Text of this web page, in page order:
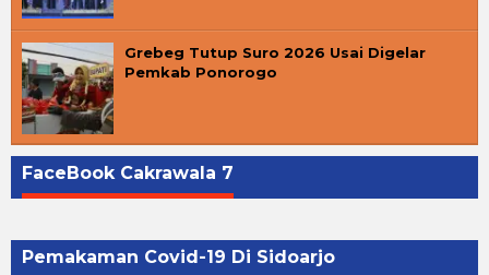
Grebeg Tutup Suro 2026 Usai Digelar
Pemkab Ponorogo
FaceBook Cakrawala 7
Pemakaman Covid-19 Di Sidoarjo